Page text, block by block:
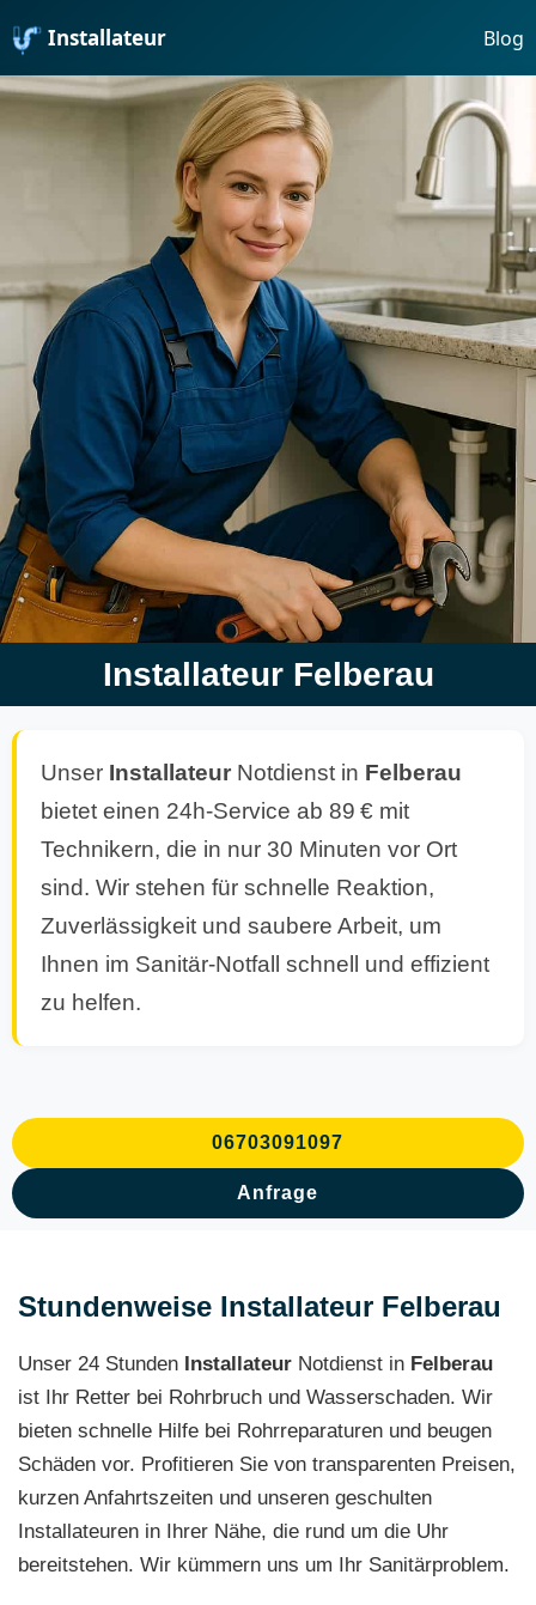
Installateur Blog
Installateur Felberau
Unser Installateur Notdienst in Felberau
bietet einen 24h-Service ab 89 € mit
Technikern, die in nur 30 Minuten vor Ort
sind. Wir stehen für schnelle Reaktion,
Zuverlässigkeit und saubere Arbeit, um
Ihnen im Sanitär-Notfall schnell und effizient
zu helfen.
06703091097
Anfrage
Stundenweise Installateur Felberau
Unser 24 Stunden Installateur Notdienst in Felberau
ist Ihr Retter bei Rohrbruch und Wasserschaden. Wir
bieten schnelle Hilfe bei Rohrreparaturen und beugen
Schäden vor. Profitieren Sie von transparenten Preisen,
kurzen Anfahrtszeiten und unseren geschulten
Installateuren in Ihrer Nähe, die rund um die Uhr
bereitstehen. Wir kümmern uns um Ihr Sanitärproblem.